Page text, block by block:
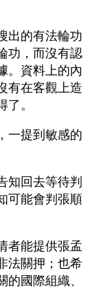
出的有法輪功
功，而沒有認
。資料上的內
有在客觀上造
。
一提到敏感的
知回去等待判
可能會判張順
者能提供張孟
法關押；也希
國際組織、